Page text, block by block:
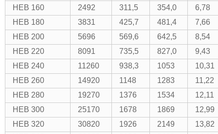
HEB 160
2492 311,5 354,0
6,78
HEB 180
3831 425,7 481,4
7,66
HEB 200
5696 569,6 642,5
8,54
HEB 220
8091 735,5 827,0
9,43
HEB 240
11260 938,3 1053
10,31
HEB 260
14920 1148 1283
11,22
HEB 280
19270 1376 1534
12,11
HEB 300
25170 1678 1869
12,99
HEB 320
30820 1926 2149
13,82